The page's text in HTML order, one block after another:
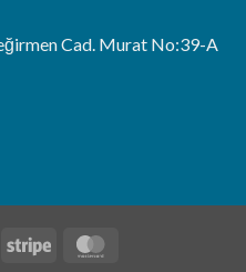
Cad. Murat No:39-A
Stripe